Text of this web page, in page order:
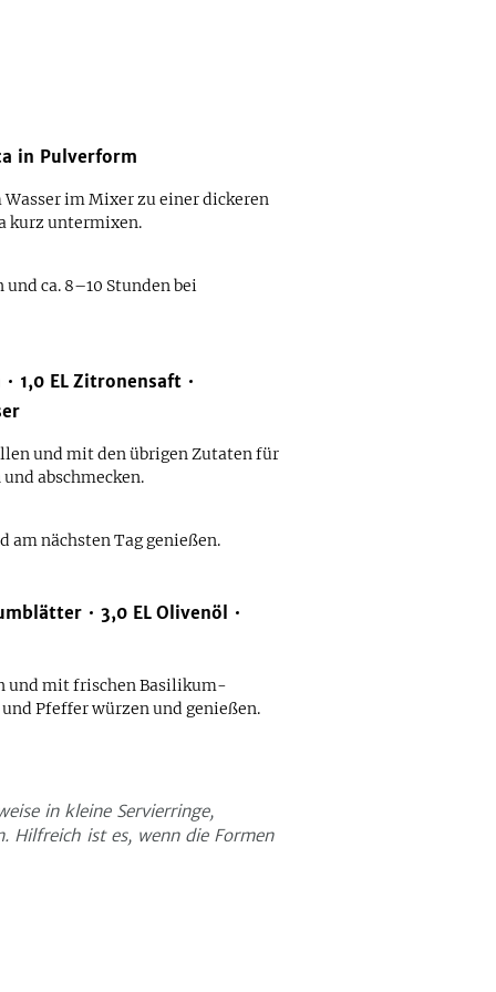
in Pulverform
im Mixer zu einer dickeren
kurz untermixen.
ca. 8–10 Stunden bei
1,0 EL Zitronensaft
und mit den übrigen Zutaten für
abschmecken.
am nächsten Tag genießen.
3,0 EL Olivenöl
und mit frischen Basilikum-
Pfeffer würzen und genießen.
in kleine Servierringe,
Hilfreich ist es, wenn die Formen